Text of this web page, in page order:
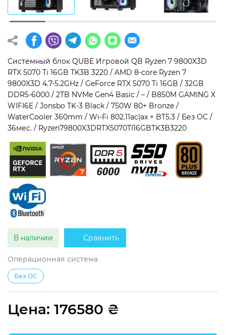
Операционная система
Windows 11 Home
Windows 11 Pro
Без ОС
Тип накопителя
SSD
HDD
SSD + HDD
Дополнительно
RGB-подсветка
Сверхбыстрый M.2 SSD NVME
Системный блок QUBE Игровой QB Ryzen 7 9800X3D
RTX 5070 Ti 16GB TK3B 3220 / AMD 8-core Ryzen 7
9800X3D 4.7-5.2GHz / GeForce RTX 5070 Ti 16GB / 32GB
DDR5-6000 / 2TB NVMe Gen4 Basic / – / B850M GAMING X
WIFI6E / Jonsbo TK-3 Black / 750W 80+ Bronze /
WaterCooler 360mm / Wi-Fi 802.11ac|ax + BT5.3 / Без ОС /
36мес. / Ryzen79800X3DRTX5070TI16GBTK3B3220
В наличии Сравнить
Операционная система
Без ОС
Цена: 176580 ₴